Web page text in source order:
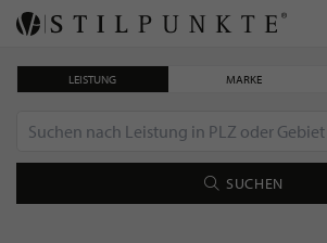
LEISTUNG MARKE
SUCHEN